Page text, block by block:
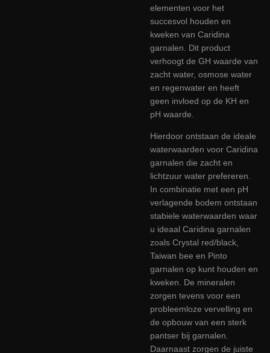
elementen voor het
succesvol houden en
kweken van Caridina
garnalen. Dit product
verhoogt de GH waarde van
zacht water, osmose water
en regenwater en heeft
geen invloed op de KH en
pH waarde.
Hierdoor ontstaan de ideale
waterwaarden voor Caridina
garnalen die zacht en
lichtzuur water prefereren.
In combinatie met een pH
verlagende bodem ontstaan
stabiele waterwaarden waar
u ideaal Caridina garnalen
zoals Crystal red/black,
Taiwan bee en Pinto
garnalen op kunt houden en
kweken. De mineralen
zorgen tevens voor een
probleemloze vervelling en
de opbouw van een sterk
pantser bij garnalen.
Daarnaast zorgen de juiste